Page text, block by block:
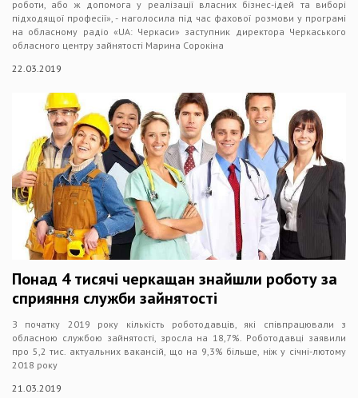
роботи, або ж допомога у реалізації власних бізнес-ідей та виборі
підходящої професії», - наголосила під час фахової розмови у програмі
на обласному радіо «UA: Черкаси» заступник директора Черкаського
обласного центру зайнятості Марина Сорокіна
22.03.2019
Понад 4 тисячі черкащан знайшли роботу за
сприяння служби зайнятості
З початку 2019 року кількість роботодавців, які співпрацювали з
обласною службою зайнятості, зросла на 18,7%. Роботодавці заявили
про 5,2 тис. актуальних вакансій, що на 9,3% більше, ніж у січні-лютому
2018 року
21.03.2019